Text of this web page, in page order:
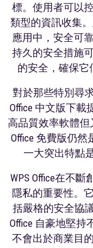
標。使用者可以
類型的資訊收集
應用中，安全可
持久的安全措施
的安全，確保它
對於那些特別尋
Office 中文版下
高品質效率軟體但
Office 免費版仍然
一大突出特點
WPS Office在不
隱私的重要性。
括嚴格的安全協
Office 自豪地堅持
不會出於商業目